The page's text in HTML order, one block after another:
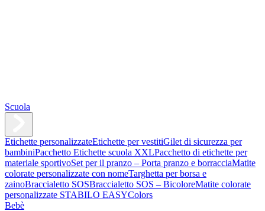
Scuola
Etichette personalizzateEtichette per vestitiGilet di sicurezza per
bambiniPacchetto Etichette scuola XXLPacchetto di etichette per
materiale sportivoSet per il pranzo – Porta pranzo e borracciaMatite
colorate personalizzate con nomeTarghetta per borsa e
zainoBraccialetto SOSBraccialetto SOS – BicoloreMatite colorate
personalizzate STABILO EASYColors
Bebè